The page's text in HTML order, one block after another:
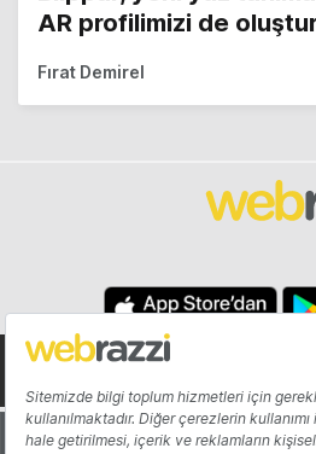
AR profilimizi de
Fırat Demirel
Hakkında